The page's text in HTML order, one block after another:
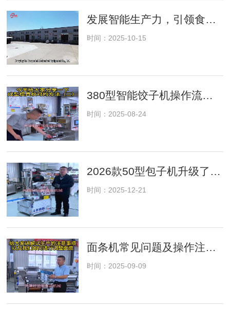
发展智能生产力，引领食品加工新进代，天天好运来专注食品机械
时间：2025-10-15
380型智能饺子机操作流程及注意事项
时间：2025-08-24
2026款50型包子机升级了，新功能介绍！
时间：2025-12-21
面条机常见问题及操作注意事项解答
时间：2025-09-09